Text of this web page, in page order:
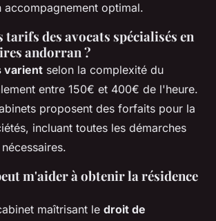
accompagnement optimal.
tarifs des avocats spécialisés en
andorran ?
varient selon la complexité du
entre 150€ et 400€ de l'heure.
proposent des forfaits pour la
incluant toutes les démarches
m'aider à obtenir la résidence
maîtrisant le droit de